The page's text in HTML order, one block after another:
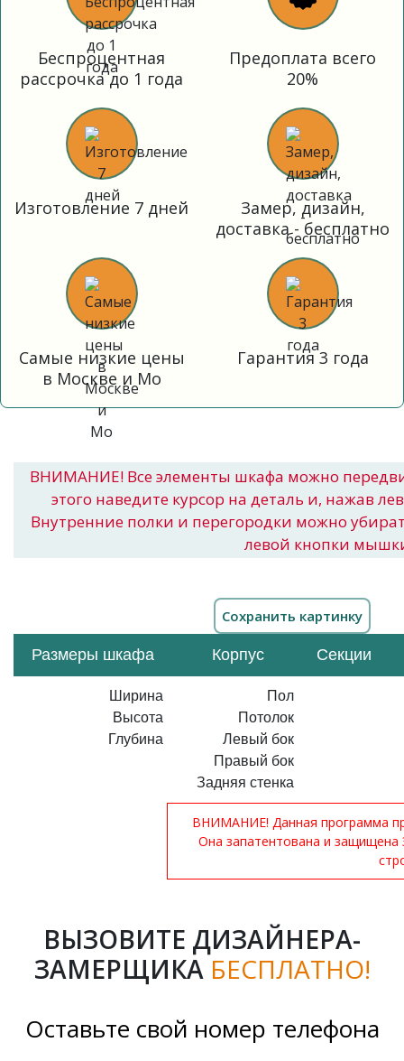
Беспроцентная
рассрочка до 1 года
Предоплата всего
20%
Изготовление 7 дней
Замер, дизайн,
доставка - бесплатно
Самые низкие цены
в Москве и Мо
Гарантия 3 года
ВНИМАНИЕ! Все элементы шкафа можно
этого наведите курсор на деталь и, нажав
Внутренние полки и перегородки можно
левой кнопки
Размеры шкафа Корпус Секции
Ширина
Высота
Глубина
Пол
Потолок
Левый бок
Правый бок
Задняя стенка
ВНИМАНИЕ! Данная программа
Она запатентована и
ВЫЗОВИТЕ ДИЗАЙНЕРА-
ЗАМЕРЩИКА БЕСПЛАТНО!
Оставьте свой номер телефона